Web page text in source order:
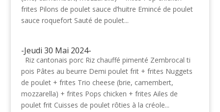
frites Pilons de poulet sauce d’huitre Emincé de poulet
sauce roquefort Sauté de poulet...
-Jeudi 30 Mai 2024-
Riz cantonais porc Riz chauffé pimenté Zembrocal ti
pois Pâtes au beurre Demi poulet frit + frites Nuggets
de poulet + frites Trio cheese (brie, camembert,
mozzarella) + frites Pops chicken + frites Ailes de
poulet frit Cuisses de poulet rôties à la créole...